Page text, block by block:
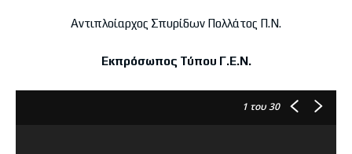
Αντιπλοίαρχος Σπυρίδων Πολλάτος Π.Ν.
Εκπρόσωπος Τύπου Γ.Ε.Ν.
1 του 30